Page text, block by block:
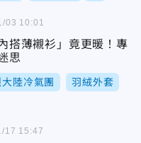
搭薄襯衫」竟更暖！專
思
陸冷氣團 羽絨外套
03 10:01
17 15:47